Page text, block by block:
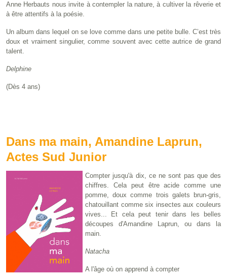
Anne Herbauts nous invite à contempler la nature, à cultiver la rêverie et
à être attentifs à la poésie.
Un album dans lequel on se love comme dans une petite bulle. C’est très
doux et vraiment singulier, comme souvent avec cette autrice de grand
talent.
Delphine
(Dès 4 ans)
Dans ma main, Amandine Laprun,
Actes Sud Junior
Compter jusqu'à dix, ce ne sont pas que des
chiffres. Cela peut être acide comme une
pomme, doux comme trois galets brun-gris,
chatouillant comme six insectes aux couleurs
vives... Et cela peut tenir dans les belles
découpes d'Amandine Laprun, ou dans la
main.
Natacha
A l'âge où on apprend à compter